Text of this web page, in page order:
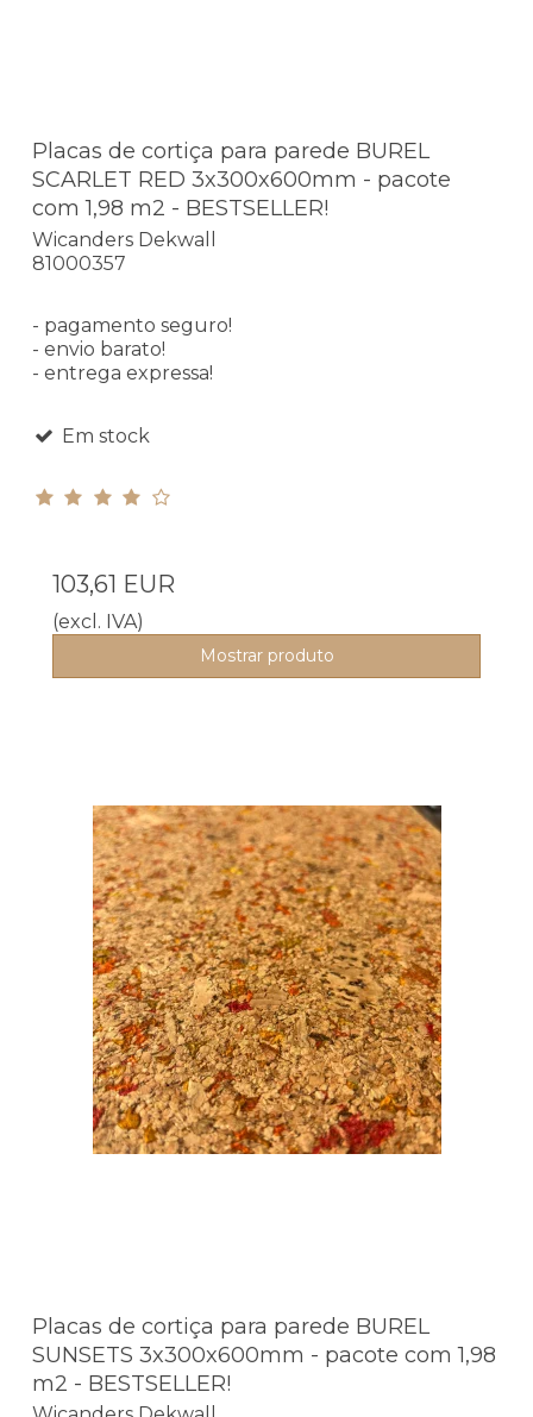
Placas de cortiça para parede BUREL
SCARLET RED 3x300x600mm - pacote
com 1,98 m2 - BESTSELLER!
Wicanders Dekwall
81000357
- pagamento seguro!
- envio barato!
- entrega expressa!
Em stock
103,61 EUR
(excl. IVA)
Mostrar produto
Placas de cortiça para parede BUREL
SUNSETS 3x300x600mm - pacote com 1,98
m2 - BESTSELLER!